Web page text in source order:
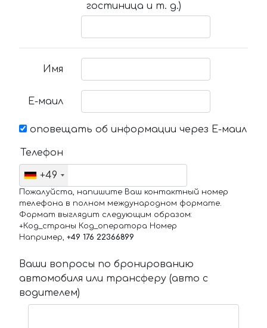
гостиница и т. д.)
Имя
Е-маил
оповещать об информации через Е-маил
Телефон
+49
Пожалуйста, напишите Ваш контактный номер
телефона в полном международном формате.
Формат выглядит следующим образом:
+Код_страны Код_оператора Номер
Например, +49 176 22366899
Ваши вопросы по бронированию
автомобиля или трансферу (авто с
водителем)